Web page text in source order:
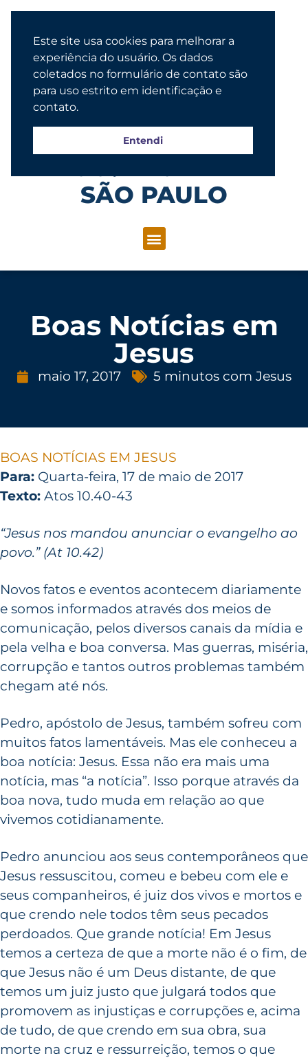
SÃO PAULO
Boas Notícias em
Jesus
maio 17, 2017 5 minutos com Jesus
BOAS NOTÍCIAS EM JESUS
Para: Quarta-feira, 17 de maio de 2017
Texto: Atos 10.40-43
“Jesus nos mandou anunciar o evangelho ao
povo.” (At 10.42)
Novos fatos e eventos acontecem diariamente
e somos informados através dos meios de
comunicação, pelos diversos canais da mídia e
pela velha e boa conversa. Mas guerras, miséria,
corrupção e tantos outros problemas também
chegam até nós.
Pedro, apóstolo de Jesus, também sofreu com
muitos fatos lamentáveis. Mas ele conheceu a
boa notícia: Jesus. Essa não era mais uma
notícia, mas “a notícia”. Isso porque através da
boa nova, tudo muda em relação ao que
vivemos cotidianamente.
Pedro anunciou aos seus contemporâneos que
Jesus ressuscitou, comeu e bebeu com ele e
seus companheiros, é juiz dos vivos e mortos e
que crendo nele todos têm seus pecados
perdoados. Que grande notícia! Em Jesus
temos a certeza de que a morte não é o fim, de
que Jesus não é um Deus distante, de que
temos um juiz justo que julgará todos que
promovem as injustiças e corrupções e, acima
de tudo, de que crendo em sua obra, sua
morte na cruz e ressurreição, temos o que
Este site usa cookies para melhorar a
experiência do usuário. Os dados
coletados no formulário de contato são
para uso estrito em identificação e
contato.
Entendi